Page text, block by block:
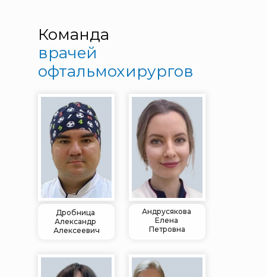
Команда
врачей
офтальмохирургов
Дробница
Александр
Алексеевич
Андрусякова
Елена
Петровна